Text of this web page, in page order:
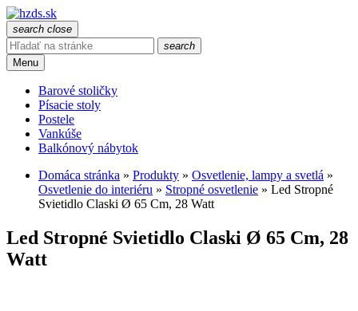
search close
search
Menu
Barové stoličky
Písacie stoly
Postele
Vankúše
Balkónový nábytok
Domáca stránka » Produkty » Osvetlenie, lampy a svetlá »
Osvetlenie do interiéru » Stropné osvetlenie » Led Stropné
Svietidlo Claski Ø 65 Cm, 28 Watt
Led Stropné Svietidlo Claski Ø 65 Cm, 28
Watt